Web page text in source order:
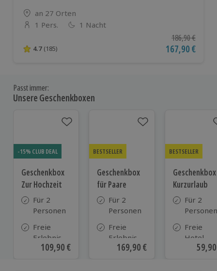
Standort
an 27 Orten
Anzahl der Teilnehmer
1 Pers. 1 Nacht
4.7 von 5 Sternen basierend auf 185 Bewertungen
4.7 (185)
Ursprünglicher
186,90 €
Aktueller Preis
167,90 €
Passt immer:
Unsere Geschenkboxen
-15% CLUB DEAL
Geschenkbox
Zur Hochzeit
Für 2
Personen
Freie
Erlebnis-
Auswahl
Aktueller Preis
109,90 €
BESTSELLER
Geschenkbox
für Paare
Für 2
Personen
Freie
Erlebnis-
Auswahl
Aktueller Preis
169,90 €
BESTSELLER
Geschenkbox
Kurzurlaub
Für 2
Personen
Freie
Hotel-
Auswahl